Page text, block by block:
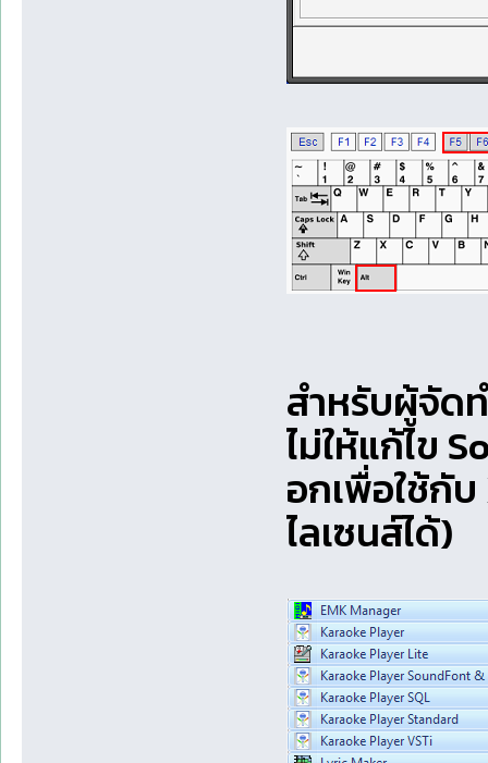
สำหรับผู้จัด
ไม่ให้แก้ไข
อกเพื่อใช้กั
ไลเซนส์ได้)